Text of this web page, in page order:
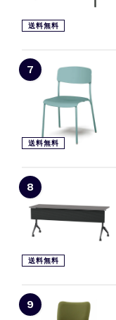
送料無料
7
送料無料
8
送料無料
9